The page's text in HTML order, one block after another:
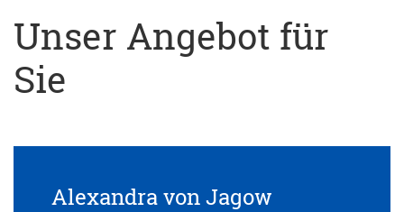
Unser Angebot für
Sie
Alexandra von Jagow